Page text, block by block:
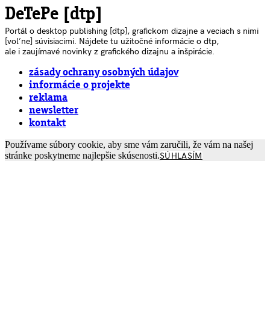
DeTePe [dtp]
Portál o desktop publishing [dtp], grafickom dizajne a veciach s nimi
[voľne] súvisiacimi. Nájdete tu užitočné informácie o dtp,
ale i zaujímavé novinky z grafického dizajnu a inšpirácie.
zásady ochrany osobných údajov
informácie o projekte
reklama
newsletter
kontakt
Používame súbory cookie, aby sme vám zaručili, že vám na našej
stránke poskytneme najlepšie skúsenosti.SÚHLASÍM